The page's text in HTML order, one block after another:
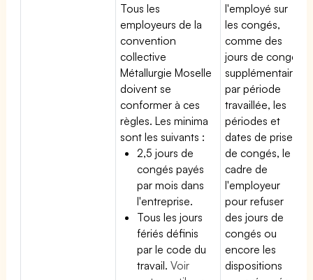
Tous les
employeurs de la
convention
collective
Métallurgie Moselle
doivent se
conformer à ces
règles. Les minima
sont les suivants :
2,5 jours de
congés payés
par mois dans
l'entreprise.
Tous les jours
fériés définis
par le code du
travail.Voir
l'employé sur
les congés,
comme des
jours de congé
supplémentaires
par période
travaillée, les
périodes et
dates de prise
de congés, le
cadre de
l'employeur
pour refuser
des jours de
congés ou
encore les
dispositions